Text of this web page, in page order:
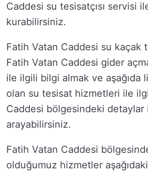
Caddesi su tesisatçısı servisi
kurabilirsiniz.
Fatih Vatan Caddesi su kaçak
Fatih Vatan Caddesi gider
ile ilgili bilgi almak ve aşağıda
olan su tesisat hizmetleri ile
Caddesi bölgesindeki detaylar
arayabilirsiniz.
Fatih Vatan Caddesi
olduğumuz hizmetler